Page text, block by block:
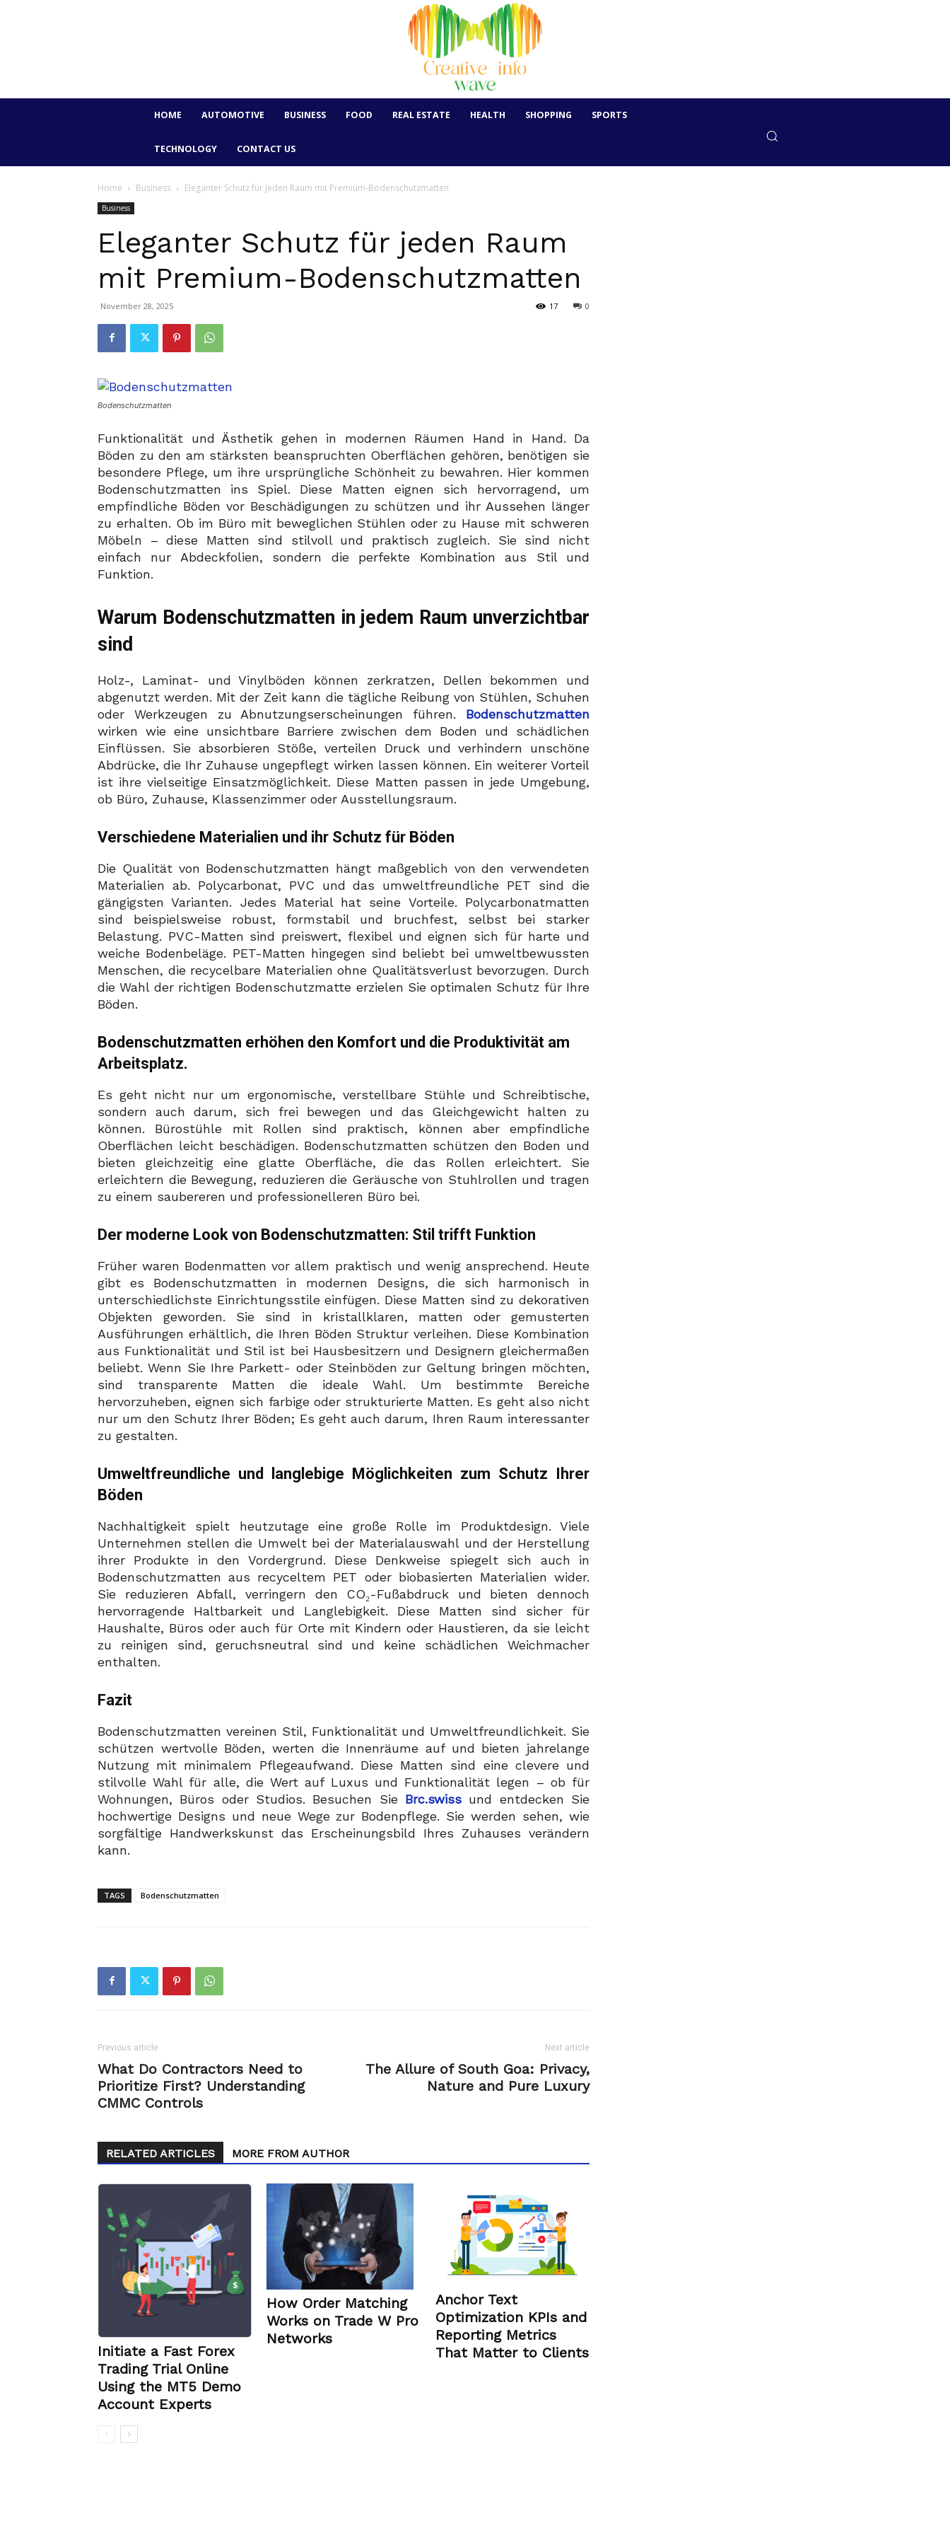
HOME AUTOMOTIVE BUSINESS FOOD REAL ESTATE HEALTH SHOPPING SPORTS
TECHNOLOGY CONTACT US
Home Business Eleganter Schutz für jeden Raum mit Premium-Bodenschutzmatten
Business
Eleganter Schutz für jeden Raum
mit Premium-Bodenschutzmatten
November 28, 2025 0
17
Bodenschutzmatten
Funktionalität und Ästhetik gehen in modernen Räumen Hand in Hand. Da
Böden zu den am stärksten beanspruchten Oberflächen gehören, benötigen sie
besondere Pflege, um ihre ursprüngliche Schönheit zu bewahren. Hier kommen
Bodenschutzmatten ins Spiel. Diese Matten eignen sich hervorragend, um
empfindliche Böden vor Beschädigungen zu schützen und ihr Aussehen länger
zu erhalten. Ob im Büro mit beweglichen Stühlen oder zu Hause mit schweren
Möbeln – diese Matten sind stilvoll und praktisch zugleich. Sie sind nicht
einfach nur Abdeckfolien, sondern die perfekte Kombination aus Stil und
Funktion.
Warum Bodenschutzmatten in jedem Raum unverzichtbar
sind
Holz-, Laminat- und Vinylböden können zerkratzen, Dellen bekommen und
abgenutzt werden. Mit der Zeit kann die tägliche Reibung von Stühlen, Schuhen
oder Werkzeugen zu Abnutzungserscheinungen führen. Bodenschutzmatten
wirken wie eine unsichtbare Barriere zwischen dem Boden und schädlichen
Einflüssen. Sie absorbieren Stöße, verteilen Druck und verhindern unschöne
Abdrücke, die Ihr Zuhause ungepflegt wirken lassen können. Ein weiterer Vorteil
ist ihre vielseitige Einsatzmöglichkeit. Diese Matten passen in jede Umgebung,
ob Büro, Zuhause, Klassenzimmer oder Ausstellungsraum.
Verschiedene Materialien und ihr Schutz für Böden
Die Qualität von Bodenschutzmatten hängt maßgeblich von den verwendeten
Materialien ab. Polycarbonat, PVC und das umweltfreundliche PET sind die
gängigsten Varianten. Jedes Material hat seine Vorteile. Polycarbonatmatten
sind beispielsweise robust, formstabil und bruchfest, selbst bei starker
Belastung. PVC-Matten sind preiswert, flexibel und eignen sich für harte und
weiche Bodenbeläge. PET-Matten hingegen sind beliebt bei umweltbewussten
Menschen, die recycelbare Materialien ohne Qualitätsverlust bevorzugen. Durch
die Wahl der richtigen Bodenschutzmatte erzielen Sie optimalen Schutz für Ihre
Böden.
Bodenschutzmatten erhöhen den Komfort und die Produktivität am
Arbeitsplatz.
Es geht nicht nur um ergonomische, verstellbare Stühle und Schreibtische,
sondern auch darum, sich frei bewegen und das Gleichgewicht halten zu
können. Bürostühle mit Rollen sind praktisch, können aber empfindliche
Oberflächen leicht beschädigen. Bodenschutzmatten schützen den Boden und
bieten gleichzeitig eine glatte Oberfläche, die das Rollen erleichtert. Sie
erleichtern die Bewegung, reduzieren die Geräusche von Stuhlrollen und tragen
zu einem saubereren und professionelleren Büro bei.
Der moderne Look von Bodenschutzmatten: Stil trifft Funktion
Früher waren Bodenmatten vor allem praktisch und wenig ansprechend. Heute
gibt es Bodenschutzmatten in modernen Designs, die sich harmonisch in
unterschiedlichste Einrichtungsstile einfügen. Diese Matten sind zu dekorativen
Objekten geworden. Sie sind in kristallklaren, matten oder gemusterten
Ausführungen erhältlich, die Ihren Böden Struktur verleihen. Diese Kombination
aus Funktionalität und Stil ist bei Hausbesitzern und Designern gleichermaßen
beliebt. Wenn Sie Ihre Parkett- oder Steinböden zur Geltung bringen möchten,
sind transparente Matten die ideale Wahl. Um bestimmte Bereiche
hervorzuheben, eignen sich farbige oder strukturierte Matten. Es geht also nicht
nur um den Schutz Ihrer Böden; Es geht auch darum, Ihren Raum interessanter
zu gestalten.
Umweltfreundliche und langlebige Möglichkeiten zum Schutz Ihrer
Böden
Nachhaltigkeit spielt heutzutage eine große Rolle im Produktdesign. Viele
Unternehmen stellen die Umwelt bei der Materialauswahl und der Herstellung
ihrer Produkte in den Vordergrund. Diese Denkweise spiegelt sich auch in
Bodenschutzmatten aus recyceltem PET oder biobasierten Materialien wider.
Sie reduzieren Abfall, verringern den CO₂-Fußabdruck und bieten dennoch
hervorragende Haltbarkeit und Langlebigkeit. Diese Matten sind sicher für
Haushalte, Büros oder auch für Orte mit Kindern oder Haustieren, da sie leicht
zu reinigen sind, geruchsneutral sind und keine schädlichen Weichmacher
enthalten.
Fazit
Bodenschutzmatten vereinen Stil, Funktionalität und Umweltfreundlichkeit. Sie
schützen wertvolle Böden, werten die Innenräume auf und bieten jahrelange
Nutzung mit minimalem Pflegeaufwand. Diese Matten sind eine clevere und
stilvolle Wahl für alle, die Wert auf Luxus und Funktionalität legen – ob für
Wohnungen, Büros oder Studios. Besuchen Sie Brc.swiss und entdecken Sie
hochwertige Designs und neue Wege zur Bodenpflege. Sie werden sehen, wie
sorgfältige Handwerkskunst das Erscheinungsbild Ihres Zuhauses verändern
kann.
TAGS Bodenschutzmatten
Previous article
What Do Contractors Need to
Prioritize First? Understanding
CMMC Controls
Next article
The Allure of South Goa: Privacy,
Nature and Pure Luxury
RELATED ARTICLES MORE FROM AUTHOR
Initiate a Fast Forex
Trading Trial Online
Using the MT5 Demo
Account Experts
How Order Matching
Works on Trade W Pro
Networks
Anchor Text
Optimization KPIs and
Reporting Metrics
That Matter to Clients